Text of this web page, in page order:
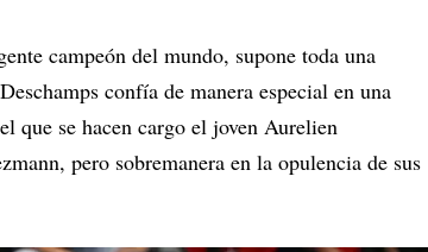
campeón del mundo, supone toda una
confía de manera especial en una
que se hacen cargo el joven Aurelien
pero sobremanera en la opulencia de sus